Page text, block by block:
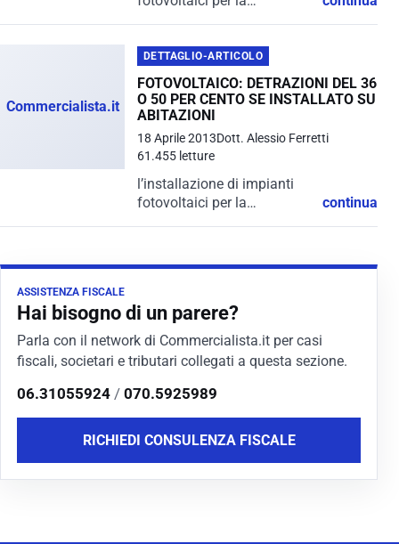
è una scelta vantaggiosa
non solo per l'ambiente, ma
anche per il proprio
portafoglio. In Italia,
infatti,...
Commercialista.it
DETTAGLIO-ARTICOLO
FOTOVOLTAICO: DETRAZIONI DEL 36
O 50 PER CENTO SE INSTALLATO SU
ABITAZIONI
18 Aprile 2013Dott. Alessio Ferretti
61.455 letture
l’installazione di impianti
fotovoltaici per la
energia, rientra nelle
detrazioni fiscali previste...
continua
ASSISTENZA FISCALE
Hai bisogno di un parere?
Parla con il network di Commercialista.it per casi
fiscali, societari e tributari collegati a questa sezione.
06.31055924 / 070.5925989
RICHIEDI CONSULENZA FISCALE